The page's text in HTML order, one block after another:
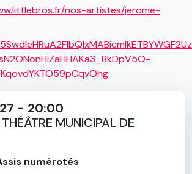
par les plages salées de
partout son public en bandoulière.
Va gamin, je retire les
vélo et te regarde prendre ton
ivre de vent au-dessus de
nos-artistes/jerome-
- 20:00
MUNICIPAL DE
numérotés